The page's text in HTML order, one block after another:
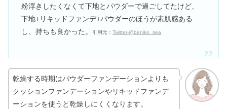
粉浮きしたくなくて下地とパウダーで過ごしてたけど、
下地+リキッドファンデ+パウダーのほうが素肌感ある
し、持ちも良かった。
引用元：Twitter‐@beniko_sea
乾燥する時期はパウダーファンデーションよりも
クッションファンデーションやリキッドファンデ
ーションを使うと乾燥しにくくなります。